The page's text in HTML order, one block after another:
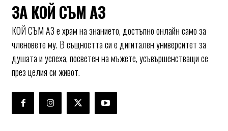
ЗА КОЙ СЪМ АЗ
КОЙ СЪМ АЗ е храм на знанието, достъпно онлайн само за
членовете му. В същността си е дигитален университет за
душата и успеха, посветен на мъжете, усъвършенстващи се
през целия си живот.